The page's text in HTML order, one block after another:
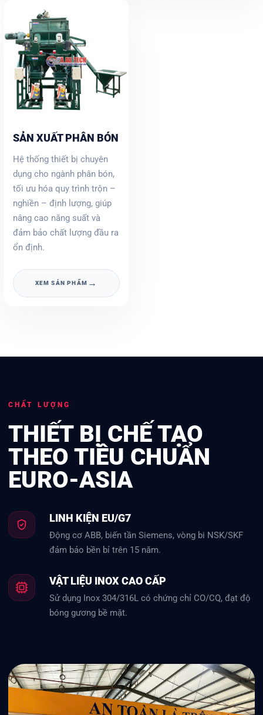
SẢN XUẤT PHÂN BÓN
Hệ thống thiết bị chuyên
dụng cho ngành phân bón,
tối ưu hóa quy trình trộn –
nghiền – định lượng, giúp
nâng cao năng suất và
đảm bảo chất lượng đầu ra
ổn định.
XEM SẢN PHẨM →
CHẤT LƯỢNG
THIẾT BỊ CHẾ TẠO
THEO TIÊU CHUẨN
EURO-ASIA
LINH KIỆN EU/G7
Động cơ ABB, biến tần Siemens, vòng bi NSK/SKF
đảm bảo bền bỉ trên 15 năm.
VẬT LIỆU INOX CAO CẤP
Sử dụng Inox 304/316L có chứng chỉ CO/CQ, đạt độ
bóng gương bề mặt.